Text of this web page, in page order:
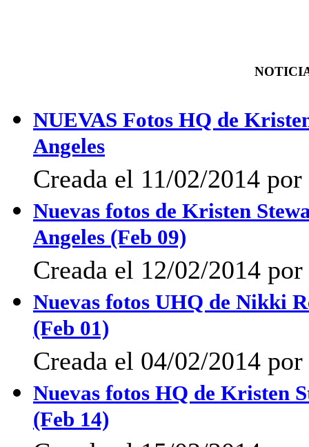
NUEVAS Fotos HQ de
Angeles
Creada el 11/02/2014
Nuevas fotos de Kristen
Angeles (Feb 09)
Creada el 12/02/2014
Nuevas fotos UHQ de Nikki
(Feb 01)
Creada el 04/02/2014
Nuevas fotos HQ de Kristen
(Feb 14)